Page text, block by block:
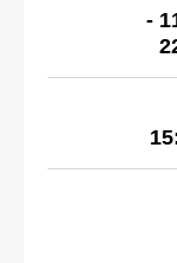
11/02/2024 -